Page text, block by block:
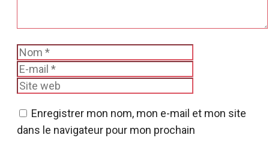
Nom
Enregistrer mon nom, mon e-mail et mon site
dans le navigateur pour mon prochain